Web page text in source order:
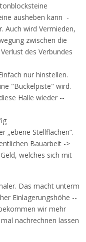
ausheben kann -
Auch wird Vermieden,
zwischen die
des Verbundes
nur hinstellen.
"Buckelpiste" wird.
Halle wieder --
„ebene Stellflächen“.
Bauarbeit ->
welches sich mit
Das macht unterm
Einlagerungshöhe --
wir mehr
nachrechnen lassen